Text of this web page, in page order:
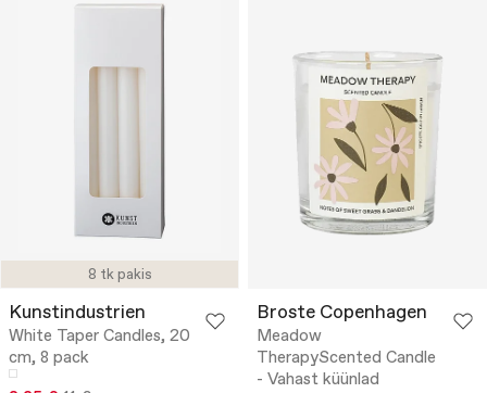
8 tk pakis
Kunstindustrien
White Taper Candles, 20
cm, 8 pack
Broste Copenhagen
Meadow
TherapyScented Candle
- Vahast küünlad